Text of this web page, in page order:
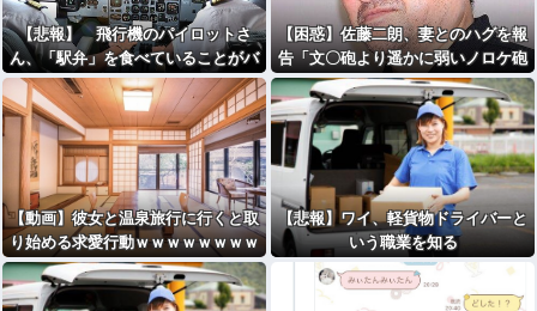
【悲報】 飛行機のパイロットさ
ん、「駅弁」を食べていることがバ
レる……
【困惑】佐藤二朗、妻とのハグを報
告「文〇砲より遥かに弱いノロケ砲
をお見舞いする」
【動画】彼女と温泉旅行に行くと取
り始める求愛行動ｗｗｗｗｗｗｗｗ
ｗｗｗ
【悲報】ワイ、軽貨物ドライバーと
いう職業を知る